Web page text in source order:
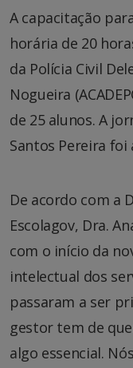
A capacitação
horária de 20
da Polícia Civil
Nogueira
de 25 alunos. A
Santos Pereira
De acordo com a
Escolagov, Dra.
com o início da
intelectual dos
passaram a ser
gestor tem de
algo essencial.